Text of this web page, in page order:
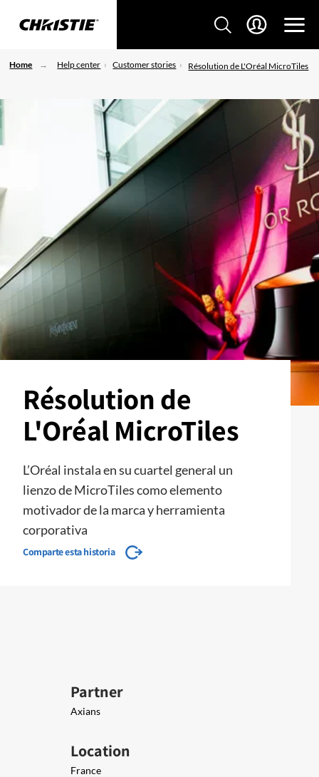
Home Help center Customer stories Résolution de L'Oréal MicroTiles
Résolution de
L'Oréal MicroTiles
L’Oréal instala en su cuartel general un
lienzo de MicroTiles como elemento
motivador de la marca y herramienta
corporativa
Comparte esta historia
Partner
Axians
Location
France